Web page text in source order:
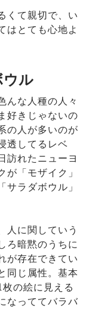
くて親切で、い
はとても心地よ
ル
んな人種の人々
好きじゃないの
の人が多いのが
透してるレベ
訪れたニューヨ
「モザイク」
ラダボウル」
人に関していう
ろ暗黙のうちに
が存在できてい
同じ属性。基本
の絵に見える
なっててバラバ